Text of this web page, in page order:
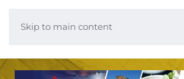
Skip to main content